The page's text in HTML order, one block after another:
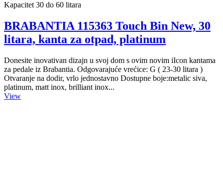
Kapacitet 30 do 60 litara
BRABANTIA 115363 Touch Bin New, 30
litara, kanta za otpad, platinum
Donesite inovativan dizajn u svoj dom s ovim novim iIcon kantama
za pedale iz Brabantia. Odgovarajuće vrećice: G ( 23-30 litara )
Otvaranje na dodir, vrlo jednostavno Dostupne boje:metalic siva,
platinum, matt inox, brilliant inox...
View